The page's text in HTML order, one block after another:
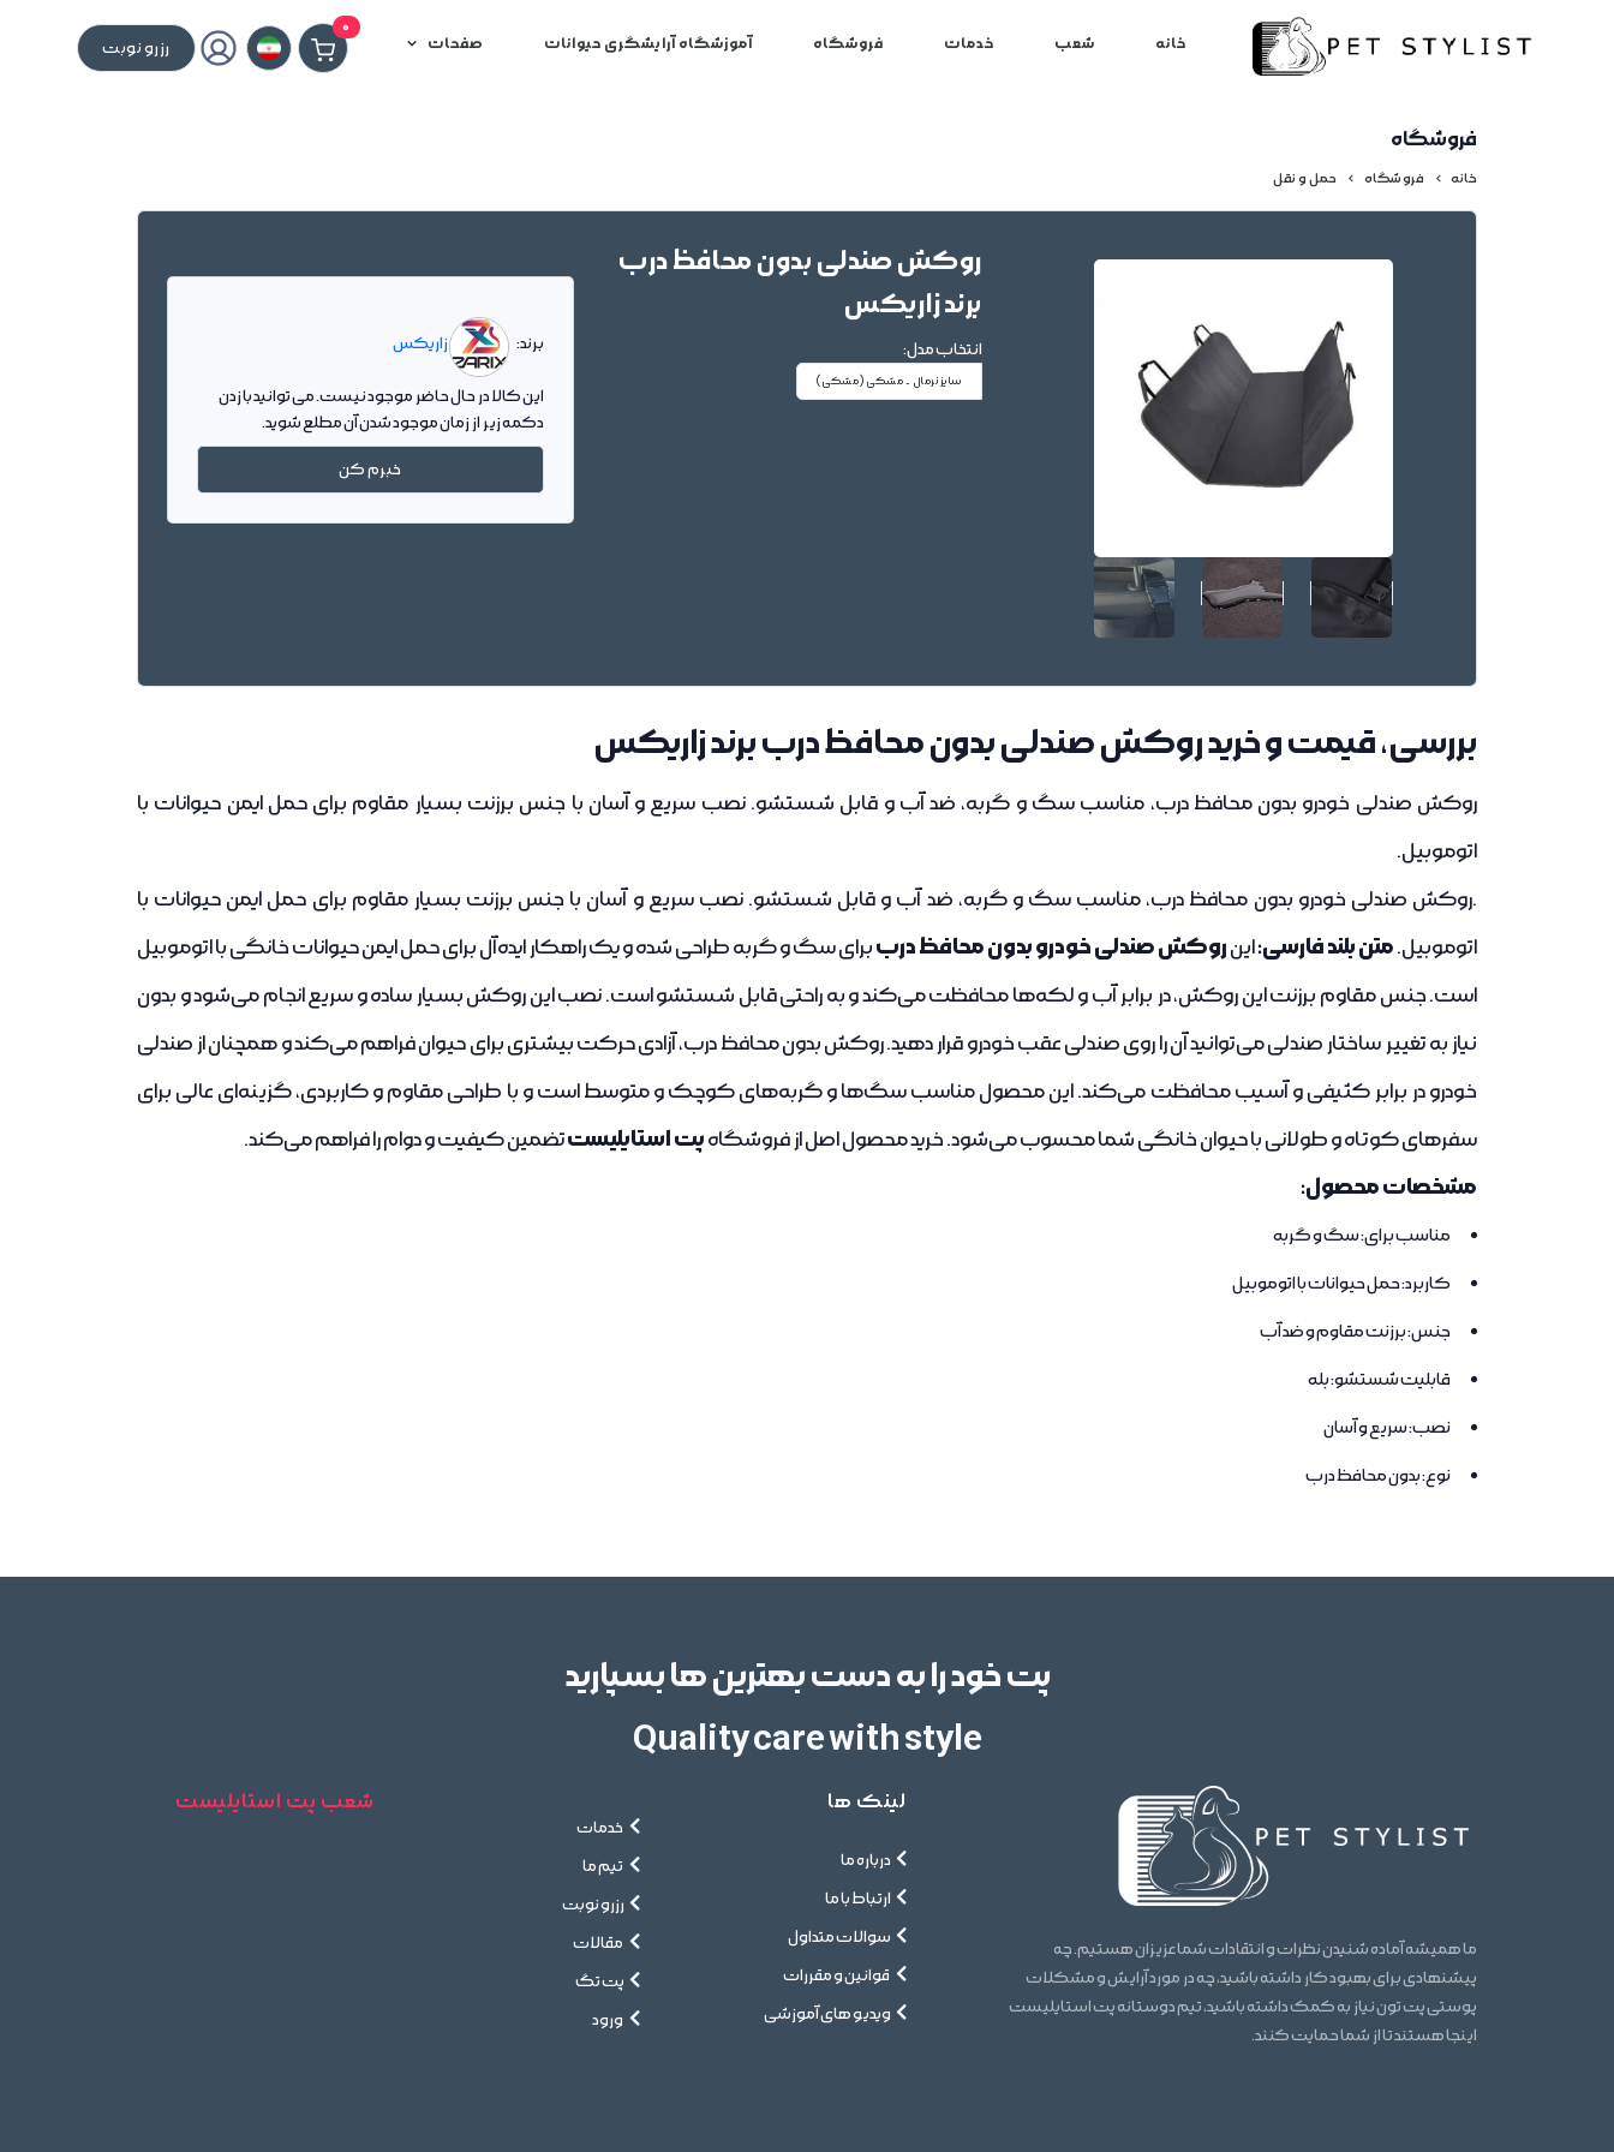
0
رزرو نوبت خانه شعب خدمات فروشگاه آموزشگاه آرایشگری حیوانات صفحات
فروشگاه
خانه فروشگاه حمل و نقل
روکش صندلی بدون محافظ درب
برند زاریکس
انتخاب مدل:
سایز نرمال - مشکی (مشکی)
برند: زاریکس
این کالا در حال حاضر موجود نیست. می توانید با زدن
دکمه زیر از زمان موجود شدن آن مطلع شوید.
خبرم کن
بررسی، قیمت و خرید روکش صندلی بدون محافظ درب برند زاریکس
روکش صندلی خودرو بدون محافظ درب، مناسب سگ و گربه، ضد آب و قابل شستشو. نصب سریع و آسان با جنس برزنت بسیار مقاوم برای حمل ایمن حیوانات با
اتوموبیل.
.روکش صندلی خودرو بدون محافظ درب، مناسب سگ و گربه، ضد آب و قابل شستشو. نصب سریع و آسان با جنس برزنت بسیار مقاوم برای حمل ایمن حیوانات با
اتوموبیل.متن بلند فارسی:اینروکش صندلی خودرو بدون محافظ درببرای سگ و گربه طراحی شده و یک راهکار ایده‌آل برای حمل ایمن حیوانات خانگی با اتوموبیل
است. جنس مقاوم برزنت این روکش، در برابر آب و لکه‌ها محافظت می‌کند و به راحتی قابل شستشو است.نصب این روکش بسیار ساده و سریع انجام می‌شود و بدون
نیاز به تغییر ساختار صندلی می‌توانید آن را روی صندلی عقب خودرو قرار دهید. روکش بدون محافظ درب، آزادی حرکت بیشتری برای حیوان فراهم می‌کند و همچنان از صندلی
خودرو در برابر کثیفی و آسیب محافظت می‌کند.این محصول مناسب سگ‌ها و گربه‌های کوچک و متوسط است و با طراحی مقاوم و کاربردی، گزینه‌ای عالی برای
سفرهای کوتاه و طولانی با حیوان خانگی شما محسوب می‌شود. خرید محصول اصل از فروشگاهپت استایلیستتضمین کیفیت و دوام را فراهم می‌کند.
مشخصات محصول:
مناسب برای: سگ و گربه
کاربرد: حمل حیوانات با اتوموبیل
جنس: برزنت مقاوم و ضد آب
قابلیت شستشو: بله
نصب: سریع و آسان
نوع: بدون محافظ درب
پت خود را به دست بهترین ها بسپارید
Quality care with style
ما همیشه آماده شنیدن نظرات و انتقادات شما عزیزان هستیم. چه
پیشنهادی برای بهبود کار داشته باشید، چه در مورد آرایش و مشکلات
پوستی پت تون نیاز به کمک داشته باشید، تیم دوستانه پت استایلیست
اینجا هستند تا از شما حمایت کنند.
لینک ها
درباره ما
ارتباط با ما
سوالات متداول
قوانین و مقررات
ویدیو های آموزشی
خدمات
تیم ما
رزرو نوبت
مقالات
پت تگ
ورود
شعب پت استایلیست